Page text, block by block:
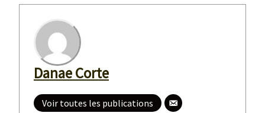
Danae Corte
Voir toutes les publications